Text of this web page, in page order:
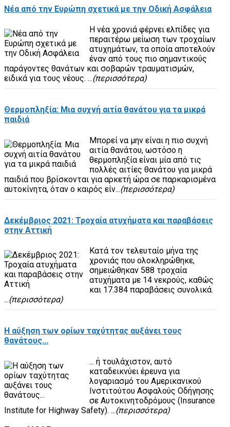
Νέα από την Ευρώπη σχετικά με την Οδική Ασφάλεια
Η νέα χρονιά φέρνει ελπίδες για
περαιτέρω μείωση των τροχαίων
ατυχημάτων, τα οποία αποτελούν
έναν από τους πιο σημαντικούς
παράγοντες θανάτων και σοβαρών τραυματισμών,
ειδικά για τους νέους. ...(περισσότερα)
Θερμοπληξία: Μια συχνή αιτία θανάτου για τα μικρά
παιδιά
Μπορεί να μην είναι η πιο συχνή
αιτία θανάτου, ωστόσο η
θερμοπληξία είναι μία από τις
πολλές αιτίες θανάτου για μικρά
παιδιά που βρίσκονται για αρκετή ώρα σε παρκαρισμένα
αυτοκίνητα, όταν ο καιρός είν...(περισσότερα)
Δεκέμβριος 2021: Τροχαία ατυχήματα και παραβάσεις
στην Αττική
Κατά τον τελευταίο μήνα της
χρονιάς που ολοκληρώθηκε,
σημειώθηκαν 588 τροχαία
ατυχήματα με 14 νεκρούς, καθώς
και 17.384 παραβάσεις συνολικά.
...(περισσότερα)
Η αύξηση των ορίων ταχύτητας αυξάνει τους
θανάτους...
... ή τουλάχιστον, αυτό
καταδεικνύει έρευνα για
λογαριασμό του Αμερικανικού
Ινστιτούτου Ασφαλούς Οδήγησης
σε Αυτοκινητοδρόμους (Insurance
Institute for Highway Safety). ...(περισσότερα)